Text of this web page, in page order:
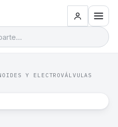
Y ELECTROVÁLVULAS